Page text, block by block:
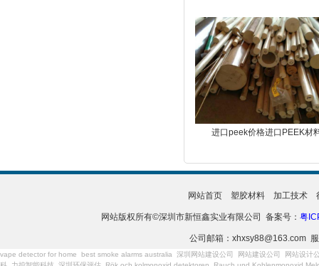
进口peek价格进口PEEK材
网站首页 塑胶材料 加工技术
网站版权所有©深圳市新恒鑫实业有限公司 备案号： 粤
公司邮箱：xhxsy88@163.com
vape detector for home best smoke alarms australia 深圳网站建设公司 网站建设公司
网站设计